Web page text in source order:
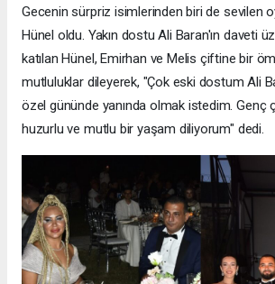
Gecenin sürpriz isimlerinden biri de sevilen
Hünel oldu. Yakın dostu Ali Baran'ın daveti
katılan Hünel, Emirhan ve Melis çiftine bir
mutluluklar dileyerek, "Çok eski dostum Ali
özel gününde yanında olmak istedim. Genç
huzurlu ve mutlu bir yaşam diliyorum" dedi.